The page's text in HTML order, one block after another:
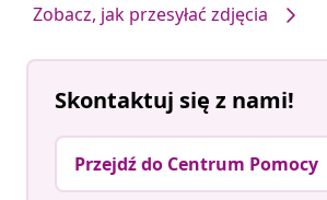
Zobacz, jak przesyłać zdjęcia
Skontaktuj się z nami!
Przejdź do Centrum Pomocy